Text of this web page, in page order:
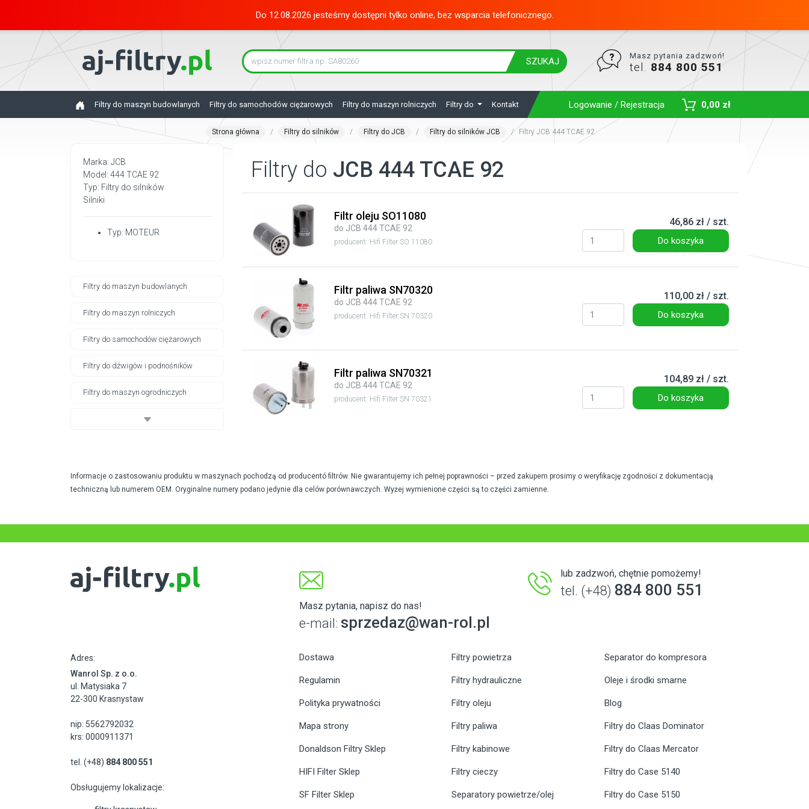
Do 12.08.2026 jesteśmy dostępni tylko online, bez wsparcia telefonicznego.
SZUKAJ
Masz pytania zadzwoń!
tel. 884 800 551
Filtry do maszyn budowlanych Filtry do samochodów ciężarowych Filtry do maszyn rolniczych Filtry do Kontakt Logowanie / Rejestracja 0,00 zł
Strona główna Filtry do silników Filtry do JCB Filtry do silników JCB Filtry JCB 444 TCAE 92
Marka: JCB
Model: 444 TCAE 92
Typ: Filtry do silników
Silniki
Typ: MOTEUR
Filtry do maszyn budowlanych
Filtry do maszyn rolniczych
Filtry do samochodów ciężarowych
Filtry do dźwigów i podnośników
Filtry do maszyn ogrodniczych
Filtry do JCB 444 TCAE 92
Filtr oleju SO11080
do JCB 444 TCAE 92
producent: Hifi Filter SO 11080
46,86 zł / szt.
Do koszyka
Filtr paliwa SN70320
do JCB 444 TCAE 92
producent: Hifi Filter SN 70320
110,00 zł / szt.
Do koszyka
Filtr paliwa SN70321
do JCB 444 TCAE 92
producent: Hifi Filter SN 70321
104,89 zł / szt.
Do koszyka
Informacje o zastosowaniu produktu w maszynach pochodzą od producentó filtrów. Nie gwarantujemy ich pełnej poprawności – przed zakupem prosimy o weryfikację zgodności z dokumentacją
techniczną lub numerem OEM. Oryginalne numery podano jedynie dla celów porównawczych. Wyżej wymienione części są to części zamienne.
Masz pytania, napisz do nas!
e-mail: sprzedaz@wan-rol.pl
lub zadzwoń, chętnie pomożemy!
tel. (+48) 884 800 551
Adres:
Wanrol Sp. z o.o.
ul. Matysiaka 7
22-300 Krasnystaw
nip: 5562792032
krs: 0000911371
tel. (+48) 884 800 551
Obsługujemy lokalizacje:
Dostawa
Regulamin
Polityka prywatności
Mapa strony
Donaldson Filtry Sklep
HIFI Filter Sklep
SF Filter Sklep
Filtry powietrza
Filtry hydrauliczne
Filtry oleju
Filtry paliwa
Filtry kabinowe
Filtry cieczy
Separatory powietrze/olej
Separator do kompresora
Oleje i środki smarne
Blog
Filtry do Claas Dominator
Filtry do Claas Mercator
Filtry do Case 5140
Filtry do Case 5150